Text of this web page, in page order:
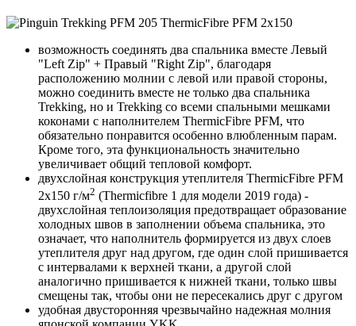
возможность соединять два спальника вместе Левый
"Left Zip" + Правый "Right Zip", благодаря
расположению молнии с левой или правой стороны,
можно соединить вместе не только два спальника
Trekking, но и Trekking со всеми спальными мешками
коконами с наполнителем ThermicFibre PFM, что
обязательно понравится особенно влюбленным парам.
Кроме того, эта функциональность значительно
увеличивает общий тепловой комфорт.
двухслойная конструкция утеплителя ThermicFibre PFM
2x150 г/м2 (Thermicfibre 1 для модели 2019 года) -
двухслойная теплоизоляция предотвращает образование
холодных швов в заполнении объема спальника, это
означает, что наполнитель формируется из двух слоев
утеплителя друг над другом, где один слой пришивается
с интервалами к верхней ткани, а другой слой
аналогично пришивается к нижней ткани, только швы
смещены так, чтобы они не пересекались друг с другом
удобная двусторонняя чрезвычайно надежная молния